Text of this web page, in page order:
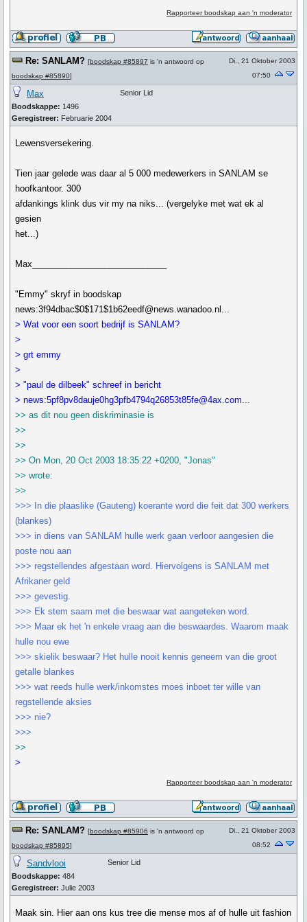
Rapporteer boodskap aan 'n moderator
Re: SANLAM? [boodskap #85897 is 'n antwoord op
boodskap #85890]
Di., 21 Oktober 2003
07:50
Max
Boodskappe: 1496
Geregistreer: Februarie 2004
Senior Lid
Lewensversekering.
Tien jaar gelede was daar al 5 000 medewerkers in SANLAM se
hoofkantoor. 300
afdankings klink dus vir my na niks... (vergelyke met wat ek al
gesien
het...)
Max____________________________
"Emmy" skryf in boodskap
news:3f94dbac$0$171$1b62eedf@news.wanadoo.nl...
> Wat voor een soort bedrijf is SANLAM?
>
> grt emmy
>
> "paul de dilbeek" schreef in bericht
> news:5pf8pv8dauje0hg3pfb4794q26853t85fe@4ax.com...
>> as dit nou geen diskriminasie is
>>
>>
>> On Mon, 20 Oct 2003 18:35:22 +0200, "Jonas"
>> wrote:
>>
>>> In die plaaslike (Gauteng) koerante word die feit dat 300 werkers
(blankes)
>>> in diens van SANLAM hulle werk gaan verloor aangesien die
poste nou aan
>>> regstellendes afgestaan word. Hiervolgens is SANLAM met
Afrikaner geld
>>> gevestig.
>>> Ek stem saam met die beswaar wat aangeteken word.
>>> Maar ek het 'n enkele vraag aan die beswaardes. Waarom maak
hulle nou ewe
>>> skielik beswaar? Het hulle nooit kennis geneem van die groot
getalle blankes
>>> wat reeds hulle werk/inkomstes moes inboet ter wille van
regstellende aksies
>>> nie?
>>>
>>
>
Rapporteer boodskap aan 'n moderator
Re: SANLAM? [boodskap #85906 is 'n antwoord op
boodskap #85895]
Di., 21 Oktober 2003
08:52
Sandvlooi
Boodskappe: 484
Geregistreer: Julie 2003
Senior Lid
Maak sin. Hier aan ons kus tree die mense mos af of hulle uit fashion